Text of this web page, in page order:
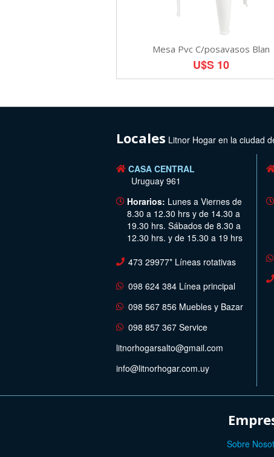
Mesa Pvc C/posavasos Blan
U$S 10
Locales Litnor Hogar en la ciudad
CASA CENTRAL
Uruguay 961
Horarios: Lunes a Viernes de
8.30 a 12.30 hrs y de 14.30 a
19.30 hrs. Sábados de 8.30 a
12.30 hrs. y de 15.30 a 19 hrs
473 29977* Líneas rotativas
098 624 384 Línea principal
098 567 856 Muebles y Bazar
098 857 367 Service
litnorhogarsalto@gmail.com
info@litnorhogar.com.uy
Sobre